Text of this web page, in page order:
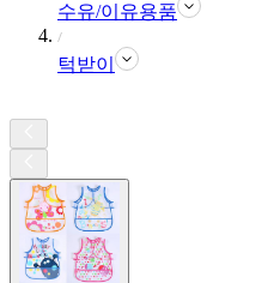
수유/이유용품
턱받이